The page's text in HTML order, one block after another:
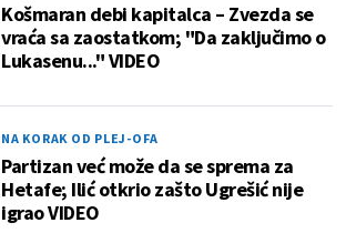
Košmaran debi kapitalca – Zvezda se
vraća sa zaostatkom; "Da zaključimo o
Lukasenu..." VIDEO
NA KORAK OD PLEJ-OFA
Partizan već može da se sprema za
Hetafe; Ilić otkrio zašto Ugrešić nije
igrao VIDEO